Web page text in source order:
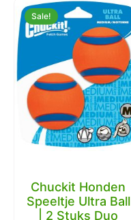
Sale!
Chuckit Honden
Speeltje Ultra Ball
| 2 Stuks Duo